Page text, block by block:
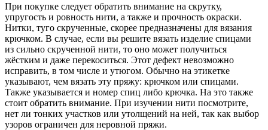
При покупке следует обратить внимание на скрутку,
упругость и ровность нити, а также и прочность окраски.
Нитки, туго скрученные, скорее предназначены для вязания
крючком. В случае, если вы решите вязать изделие спицами
из сильно скрученной нити, то оно может получиться
жёстким и даже перекоситься. Этот дефект невозможно
исправить, в том числе и утюгом. Обычно на этикетке
указывают, чем вязать эту пряжу: крючком или спицами.
Также указывается и номер спиц либо крючка. На это также
стоит обратить внимание. При изучении нити посмотрите,
нет ли тонких участков или утолщений на ней, так как выбор
узоров ограничен для неровной пряжи.